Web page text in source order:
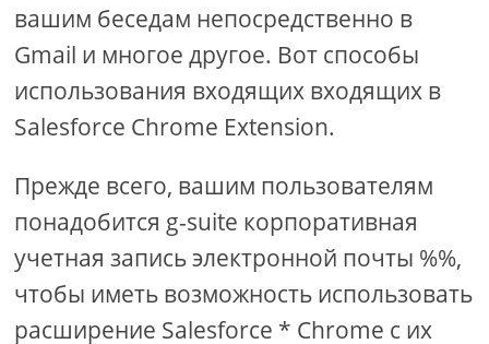
вашим беседам непосредственно в
Gmail и многое другое. Вот способы
использования входящих входящих в
Salesforce Chrome Extension.
Прежде всего, вашим пользователям
понадобится g-suite корпоративная
учетная запись электронной почты %%,
чтобы иметь возможность использовать
расширение Salesforce * Chrome с их